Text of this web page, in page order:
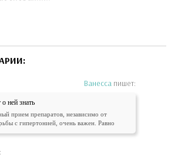
Ванесса пишет:
ней знать
прием препаратов, независимо от
с гипертонией, очень важен. Равно